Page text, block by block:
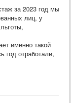
за 2023 год мы
лиц, у
именно такой
год отработали,